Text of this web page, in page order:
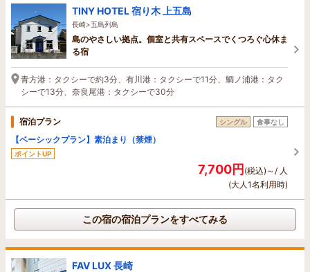
TINY HOTEL 宿り木 上五島
長崎>五島列島
島のやさしい拠点。個室と共有スペースでくつろぐ心休ま
る宿
青方港：タクシーで約3分、有川港：タクシーで11分、鯛ノ浦港：タク
シーで13分、奈良尾港：タクシーで30分
宿泊プラン シングル 食事なし
【ベーシックプラン】素泊まり（禁煙）
ポイントUP
7,700円(税込)～/ 人
(大人1名利用時)
この宿の宿泊プランをすべてみる
FAV LUX 長崎